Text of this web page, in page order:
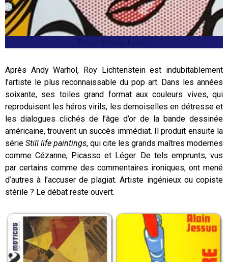
En partenariat avec
Après Andy Warhol, Roy Lichtenstein est indubitablement
l’artiste le plus reconnaissable du pop art. Dans les années
soixante, ses toiles grand format aux couleurs vives, qui
reproduisent les héros virils, les demoiselles en détresse et
les dialogues clichés de l’âge d’or de la bande dessinée
américaine, trouvent un succès immédiat. Il produit ensuite la
série Still life paintings, qui cite les grands maîtres modernes
comme Cézanne, Picasso et Léger. De tels emprunts, vus
par certains comme des commentaires ironiques, ont mené
d’autres à l’accuser de plagiat. Artiste ingénieux ou copiste
stérile ? Le débat reste ouvert.